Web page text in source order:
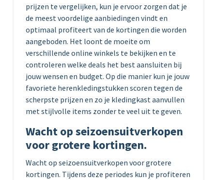
prijzen te vergelijken, kun je ervoor zorgen dat je
de meest voordelige aanbiedingen vindt en
optimaal profiteert van de kortingen die worden
aangeboden. Het loont de moeite om
verschillende online winkels te bekijken en te
controleren welke deals het best aansluiten bij
jouw wensen en budget. Op die manier kun je jouw
favoriete herenkledingstukken scoren tegen de
scherpste prijzen en zo je kledingkast aanvullen
met stijlvolle items zonder te veel uit te geven.
Wacht op seizoensuitverkopen
voor grotere kortingen.
Wacht op seizoensuitverkopen voor grotere
kortingen. Tijdens deze periodes kun je profiteren